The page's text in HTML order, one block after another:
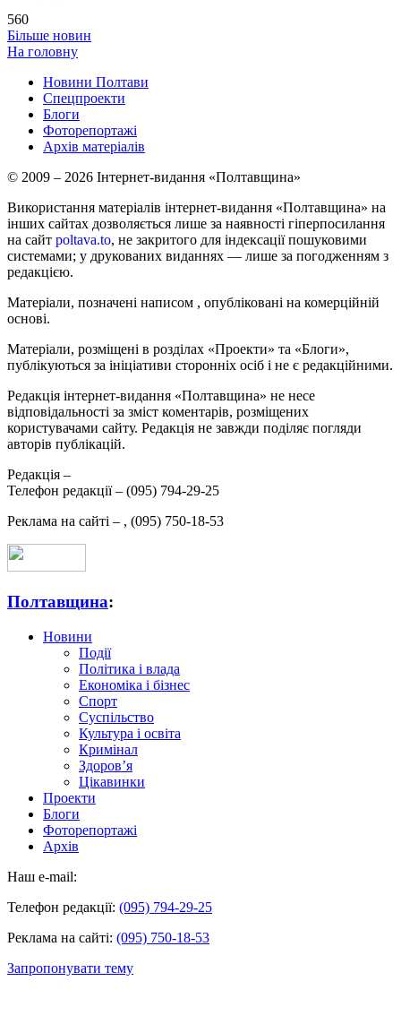
560
Більше новин
На головну
Новини Полтави
Спецпроекти
Блоги
Фоторепортажі
Архів матеріалів
© 2009 – 2026 Інтернет-видання «Полтавщина»
Використання матеріалів інтернет-видання «Полтавщина» на
інших сайтах дозволяється лише за наявності гіперпосилання
на сайт poltava.to, не закритого для індексації пошуковими
системами; у друкованих виданнях — лише за погодженням з
редакцією.
Матеріали, позначені написом , опубліковані на комерційній
основі.
Матеріали, розміщені в розділах «Проекти» та «Блоги»,
публікуються за ініціативи сторонніх осіб і не є редакційними.
Редакція інтернет-видання «Полтавщина» не несе
відповідальності за зміст коментарів, розміщених
користувачами сайту. Редакція не завжди поділяє погляди
авторів публікацій.
Редакція –
Телефон редакції – (095) 794-29-25
Реклама на сайті – , (095) 750-18-53
Полтавщина:
Новини
Події
Політика і влада
Економіка і бізнес
Спорт
Суспільство
Культура і освіта
Кримінал
Здоров’я
Цікавинки
Проекти
Блоги
Фоторепортажі
Архів
Наш e-mail:
Телефон редакції: (095) 794-29-25
Реклама на сайті: (095) 750-18-53
Запропонувати тему